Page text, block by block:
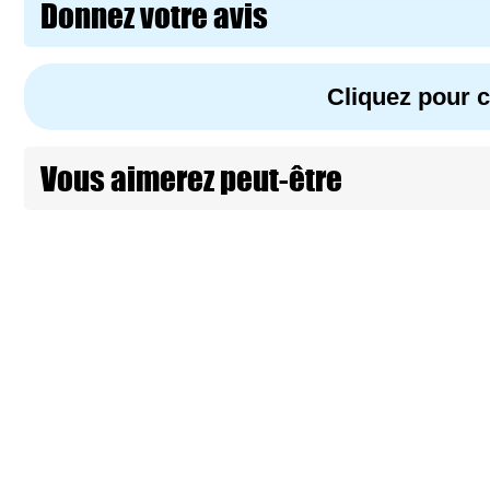
Donnez votre avis
Cliquez pour
Vous aimerez peut-être